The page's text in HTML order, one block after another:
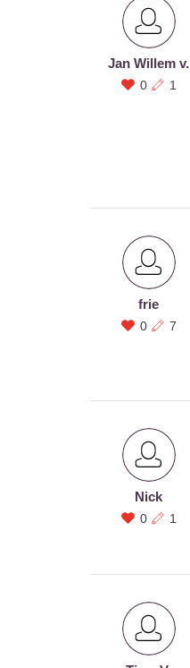
Jan Willem v.
0 1
frie
0 7
Nick
0 1